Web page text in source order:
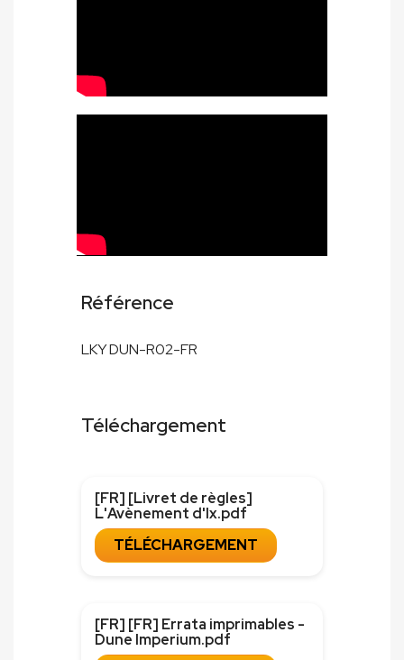
Référence
LKY DUN-R02-FR
Téléchargement
[FR] [Livret de règles]
L'Avènement d'Ix.pdf
TÉLÉCHARGEMENT
[FR] [FR] Errata imprimables -
Dune Imperium.pdf